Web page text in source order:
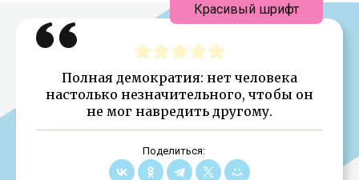
Полная демократия: нет человека
настолько незначительного, чтобы он
не мог навредить другому.
Поделиться:
Красивый шрифт